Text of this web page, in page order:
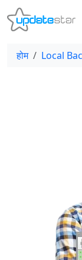
होम Local